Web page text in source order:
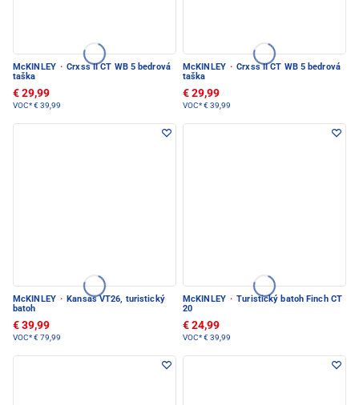
McKINLEY · Crxss II CT WB 5 bedrová
taška
€ 29,99
VOC*€ 39,99
McKINLEY · Crxss II CT WB 5 bedrová
taška
€ 29,99
VOC*€ 39,99
McKINLEY · Kansas VT26, turistický
batoh
€ 39,99
VOC*€ 79,99
McKINLEY · Turistický batoh Finch CT
20
€ 24,99
VOC*€ 39,99